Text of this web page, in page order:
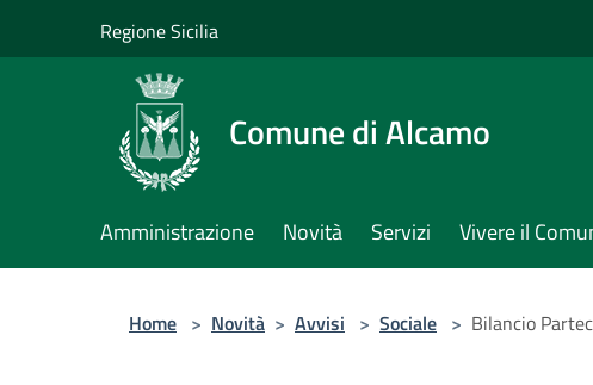
Regione Sicilia
Comune di Alcamo
Amministrazione Novità Servizi Vivere il
Home > Novità > Avvisi > Sociale > Bilancio